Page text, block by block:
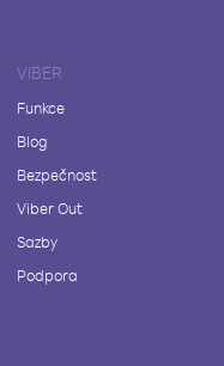
VIBER
Funkce
Blog
Bezpečnost
Viber Out
Sazby
Podpora